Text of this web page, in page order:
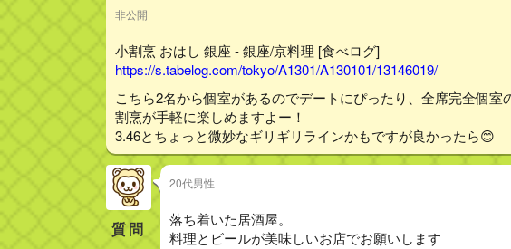
非公開
小割烹 おはし 銀座 - 銀座/京料理 [食べログ]
https://s.tabelog.com/tokyo/A1301/A130101/13146019/
こちら2名から個室があるのでデートにぴったり、全席完全個室
割烹が手軽に楽しめますよー！
3.46とちょっと微妙なギリギリラインかもですが良かったら😊
質問
20代男性
落ち着いた居酒屋。
料理とビールが美味しいお店でお願いします